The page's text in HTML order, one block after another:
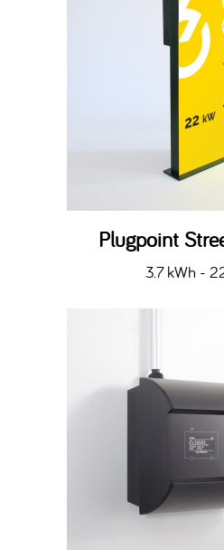
Plugpoint
3.7 kWh -